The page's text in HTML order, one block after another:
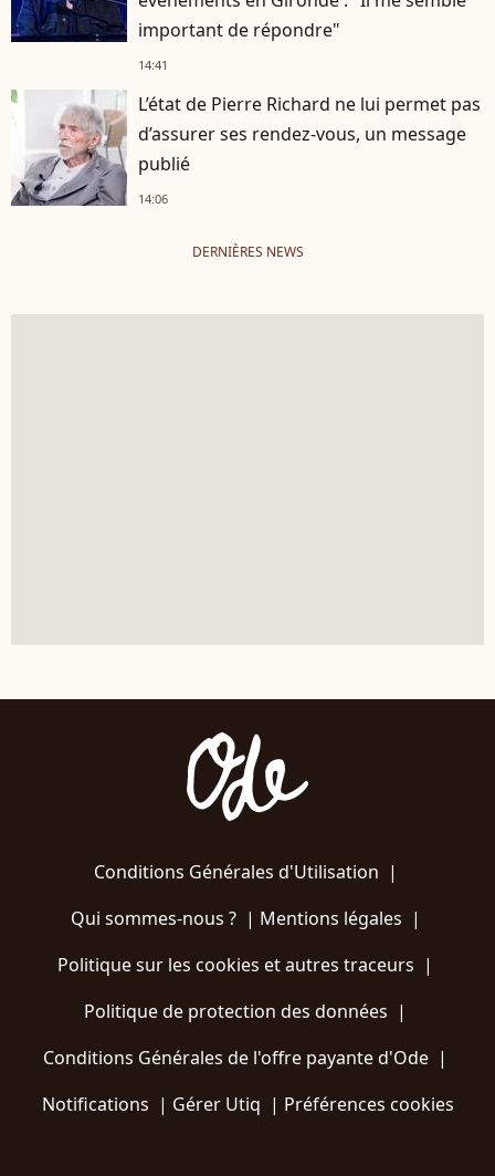
important de répondre"
14:41
L’état de Pierre Richard ne lui permet pas
d’assurer ses rendez-vous, un message
publié
14:06
DERNIÈRES NEWS
Conditions Générales d'Utilisation |
Qui sommes-nous ?| Mentions légales |
Politique sur les cookies et autres traceurs |
Politique de protection des données |
Conditions Générales de l'offre payante d'Ode |
Notifications | Gérer Utiq | Préférences cookies